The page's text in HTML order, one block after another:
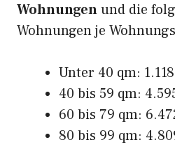
Wohnungenund die
Wohnungen je
Unter 40 qm:
40 bis 59 qm:
60 bis 79 qm:
80 bis 99 qm: